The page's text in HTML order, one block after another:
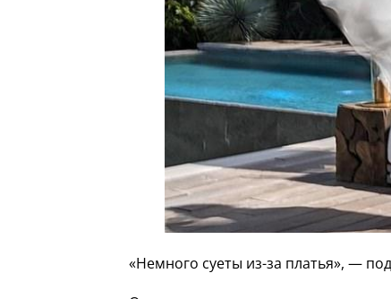
«Немного суеты из-за платья», —